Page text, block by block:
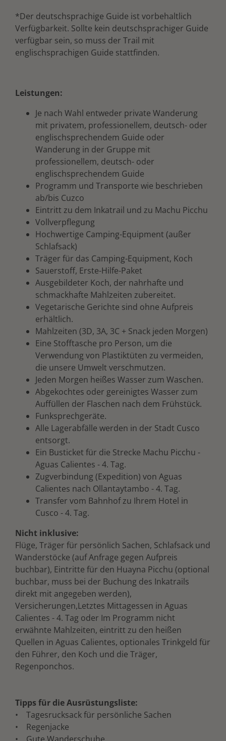
*Der deutschsprachige Guide ist vorbehaltlich
Verfügbarkeit. Sollte kein deutschsprachiger Guide
verfügbar sein, so muss der Trail mit
englischsprachigen Guide stattfinden.
Leistungen:
Je nach Wahl entweder private Wanderung
mit privatem, professionellem, deutsch- oder
englischsprechendem Guide oder
Wanderung in der Gruppe mit
professionellem, deutsch- oder
englischsprechendem Guide
Programm und Transporte wie beschrieben
ab/bis Cuzco
Eintritt zu dem Inkatrail und zu Machu Picchu
Vollverpflegung
Hochwertige Camping-Equipment (außer
Schlafsack)
Träger für das Camping-Equipment, Koch
Sauerstoff, Erste-Hilfe-Paket
Ausgebildeter Koch, der nahrhafte und
schmackhafte Mahlzeiten zubereitet.
Vegetarische Gerichte sind ohne Aufpreis
erhältlich.
Mahlzeiten (3D, 3A, 3C + Snack jeden Morgen)
Eine Stofftasche pro Person, um die
Verwendung von Plastiktüten zu vermeiden,
die unsere Umwelt verschmutzen.
Jeden Morgen heißes Wasser zum Waschen.
Abgekochtes oder gereinigtes Wasser zum
Auffüllen der Flaschen nach dem Frühstück.
Funksprechgeräte.
Alle Lagerabfälle werden in der Stadt Cusco
entsorgt.
Ein Busticket für die Strecke Machu Picchu -
Aguas Calientes - 4. Tag.
Zugverbindung (Expedition) von Aguas
Calientes nach Ollantaytambo - 4. Tag.
Transfer vom Bahnhof zu Ihrem Hotel in
Cusco - 4. Tag.
Nicht inklusive:
Flüge, Träger für persönlich Sachen, Schlafsack und
Wanderstöcke (auf Anfrage gegen Aufpreis
buchbar), Eintritte für den Huayna Picchu (optional
buchbar, muss bei der Buchung des Inkatrails
direkt mit angegeben werden),
Versicherungen,Letztes Mittagessen in Aguas
Calientes - 4. Tag oder Im Programm nicht
erwähnte Mahlzeiten, eintritt zu den heißen
Quellen in Aguas Calientes, optionales Trinkgeld für
den Führer, den Koch und die Träger,
Regenponchos.
Tipps für die Ausrüstungsliste:
• Tagesrucksack für persönliche Sachen
• Regenjacke